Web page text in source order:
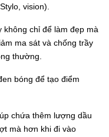
vision).
không chỉ để làm đẹp mà
ma sát và chống trầy
thường.
bóng để tạo điểm
chứa thêm lượng dầu
mà hơn khi đi vào